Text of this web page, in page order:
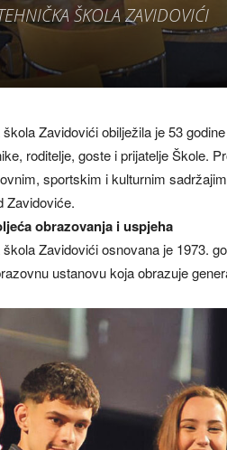
ŠKOLA ZAVIDOVIĆI
Zavidovići obilježila je 53
roditelje, goste i prijatelje Škole.
sportskim i kulturnim
Zavidoviće.
obrazovanja i uspjeha
Zavidovići osnovana je 1973.
ustanovu koja obrazuje